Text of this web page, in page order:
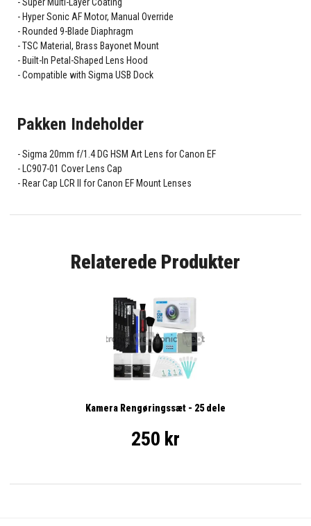
Hyper Sonic AF Motor, Manual Override
Rounded 9-Blade Diaphragm
TSC Material, Brass Bayonet Mount
Built-In Petal-Shaped Lens Hood
Compatible with Sigma USB Dock
Pakken Indeholder
Sigma 20mm f/1.4 DG HSM Art Lens for Canon EF
LC907-01 Cover Lens Cap
Rear Cap LCR II for Canon EF Mount Lenses
Relaterede Produkter
Kamera Rengøringssæt - 25 dele
250 kr